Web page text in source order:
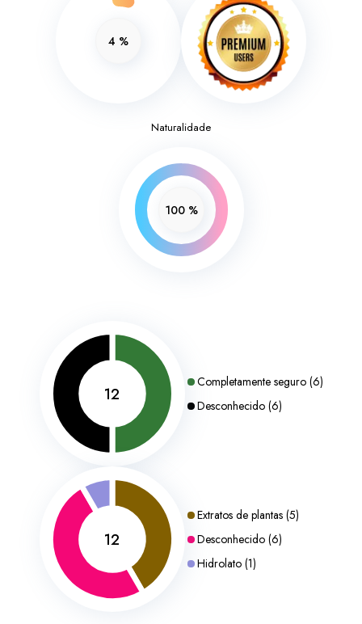
4 %
Naturalidade
100%
12
Completamente seguro(6)
Desconhecido(6)
12
Extratos de plantas(5)
Desconhecido(6)
Hidrolato(1)